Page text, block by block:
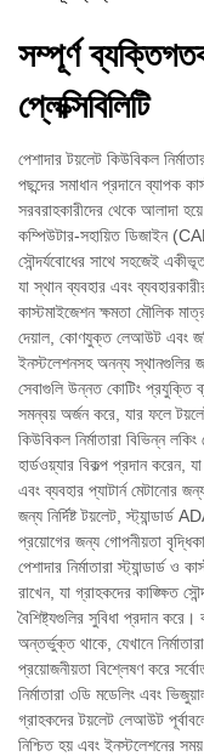
সম্পূর্ণ
প্লেক্সিবিলিটি
পেশাদার টয়লেট কিউবিকল
পছন্দের সমাধান প্রদানে ব্যাপক
সরবরাহকারীদের থেকে আলাদা
কম্পিউটার-সহায়িত ডিজাইন
সৌন্দর্যবোধের সাথে সহজেই
যা স্থান ব্যবহার এবং
কাস্টমাইজেশন ক্ষমতা মৌলিক
দেয়াল, কোণযুক্ত লেআউট এবং
ইনস্টলেশনসহ অনন্য স্থানগুলির
সেবাগুলি উন্নত কোটিং প্রযুক্তি
সমন্বয় অর্জন করে, যার ফলে
কিউবিকল নির্মাতারা বিভিন্ন
হার্ডওয়্যার বিকল্প প্রদান করেন,
এবং ব্যবহার প্যাটার্ন মেটানোর
জন্য নির্দিষ্ট টয়লেট, স্ট্যান্ডার্ড
প্রয়োগের জন্য গোপনীয়তা
পেশাদার নির্মাতারা স্ট্যান্ডার্ড
রাখেন, যা গ্রাহকদের কাঙ্ক্ষিত
বৈশিষ্ট্যগুলির সুবিধা প্রদান
অন্তর্ভুক্ত থাকে, যেখানে
প্রয়োজনীয়তা বিশ্লেষণ করে
নির্মাতারা ৩ডি মডেলিং এবং
গ্রাহকদের টয়লেট লেআউট
নিশ্চিত হয় এবং ইনস্টলেশনের